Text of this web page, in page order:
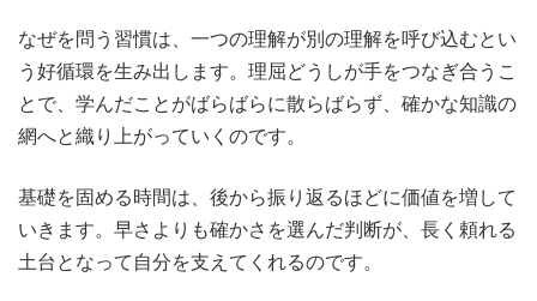
なぜを問う習慣は、一つの理解が別の理解を呼び込むとい
う好循環を生み出します。理屈どうしが手をつなぎ合うこ
とで、学んだことがばらばらに散らばらず、確かな知識の
網へと織り上がっていくのです。
基礎を固める時間は、後から振り返るほどに価値を増して
いきます。早さよりも確かさを選んだ判断が、長く頼れる
土台となって自分を支えてくれるのです。